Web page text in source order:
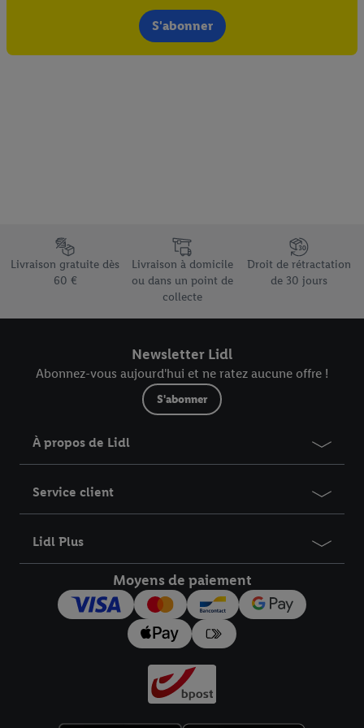
S'abonner
Élément du pied de page avec les différents arguments de
Livraison gratuite dès
60 €
Livraison à domicile
ou dans un point de
collecte
Droit de rétractation
de 30 jours
Newsletter Lidl
Abonnez-vous aujourd'hui et ne ratez aucune offre !
S'abonner
À propos de Lidl
Service client
Lidl Plus
Moyens de paiement